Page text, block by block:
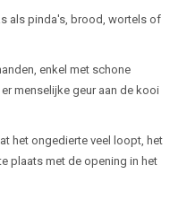
als pinda's, brood, wortels of
enkel met schone
menselijke geur aan de kooi
het ongedierte veel loopt, het
plaats met de opening in het